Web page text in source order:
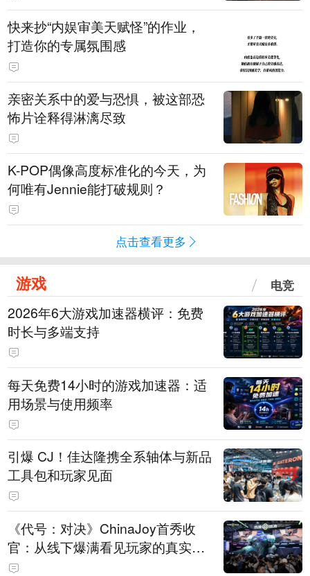
快来抄“内娱审美天赋怪”的作业，
打造你的专属氛围感
亲密关系中的爱与恐惧，被这部恐
怖片诠释得淋漓尽致
K-POP偶像高度标准化的今天，为
何唯有Jennie能打破规则？
点击查看更多
游戏 电竞
2026年6大游戏加速器横评：免费
时长与多端支持
每天免费14小时的游戏加速器：适
用场景与使用频率
引爆 CJ！佳达隆携全系轴体与新品
工具包和玩家见面
《代号：对决》ChinaJoy首秀收
官：从线下爆满看见玩家的真实期
待